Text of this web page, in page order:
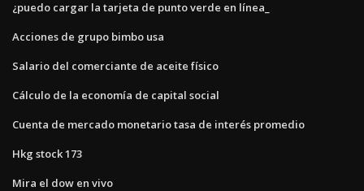
¿puedo cargar la tarjeta de punto verde en línea_
Acciones de grupo bimbo usa
Salario del comerciante de aceite físico
Cálculo de la economía de capital social
Cuenta de mercado monetario tasa de interés promedio
Hkg stock 173
Mira el dow en vivo